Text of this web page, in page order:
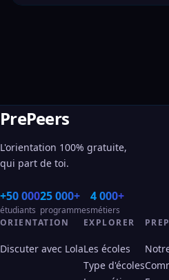
PrePeers
L'orientation 100% gratuite,
qui part de toi.
+50 000
étudiants
25 000+
programmes
4 000+
métiers
ORIENTATION
Discuter avec Lola
EXPLORER
Les écoles
Type d'écoles